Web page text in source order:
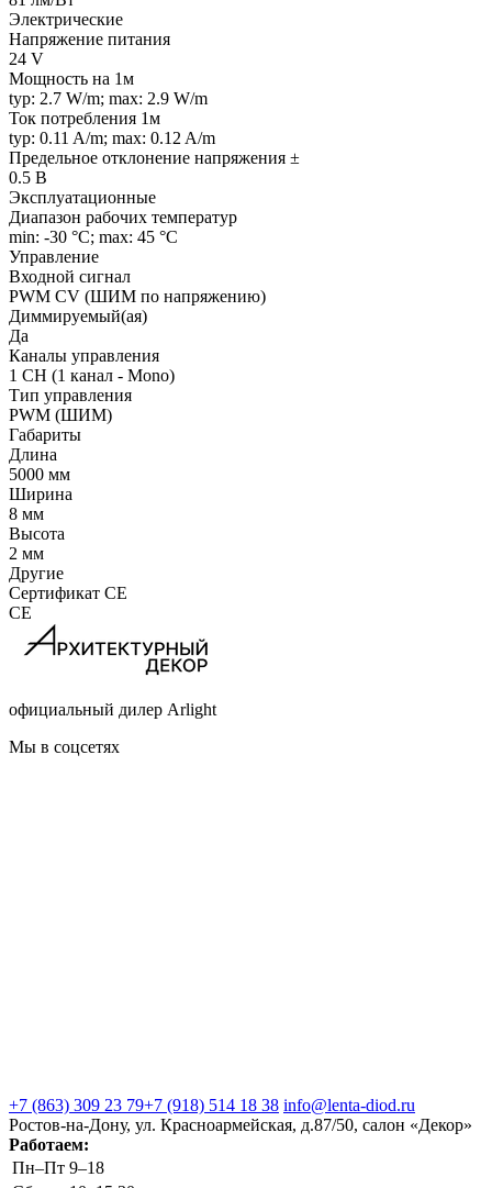
Электрические
Напряжение питания
24 V
Мощность на 1м
typ: 2.7 W/m; max: 2.9 W/m
Ток потребления 1м
typ: 0.11 A/m; max: 0.12 A/m
Предельное отклонение напряжения ±
0.5 В
Эксплуатационные
Диапазон рабочих температур
min: -30 °C; max: 45 °C
Управление
Входной сигнал
PWM СV (ШИМ по напряжению)
Диммируемый(ая)
Да
Каналы управления
1 CH (1 канал - Mono)
Тип управления
PWM (ШИМ)
Габариты
Длина
5000 мм
Ширина
8 мм
Высота
2 мм
Другие
Сертификат CE
CE
официальный дилер Arlight
Мы в соцсетях
+7 (863) 309 23 79+7 (918) 514 18 38 info@lenta-diod.ru
Ростов-на-Дону, ул. Красноармейская, д.87/50, салон «Декор»
Работаем:
Пн–Пт 9–18